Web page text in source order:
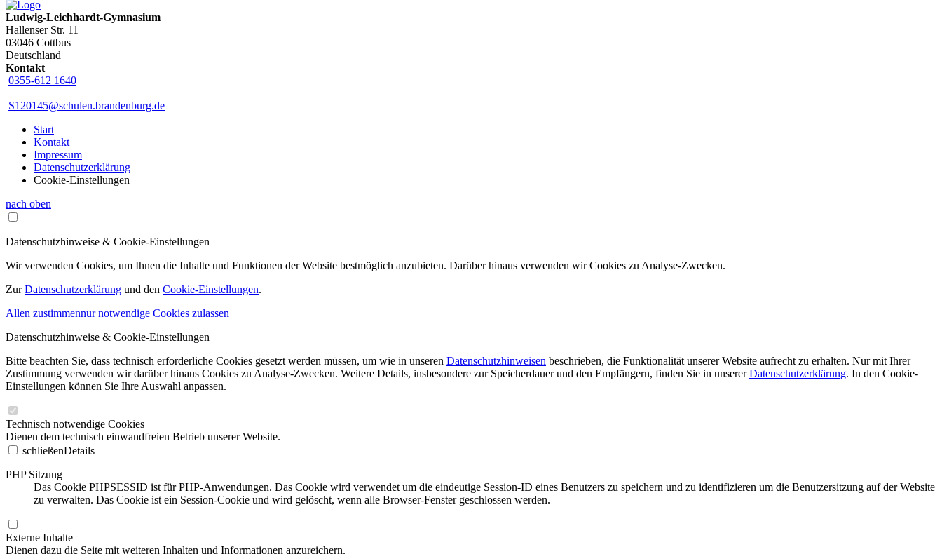
Ludwig-Leichhardt-Gymnasium
Hallenser Str. 11
03046 Cottbus
Deutschland
Kontakt
0355-612 1640
S120145@schulen.brandenburg.de
Start
Kontakt
Impressum
Datenschutzerklärung
Cookie-Einstellungen
nach oben
Datenschutzhinweise & Cookie-Einstellungen
Wir verwenden Cookies, um Ihnen die Inhalte und Funktionen der Website bestmöglich anzubieten. Darüber hinaus verwenden wir Cookies zu Analyse-Zwecken.
ZurDatenschutzerklärung und den Cookie-Einstellungen.
Allen zustimmennur notwendige Cookies zulassen
Datenschutzhinweise & Cookie-Einstellungen
Bitte beachten Sie, dass technisch erforderliche Cookies gesetzt werden müssen, um wie in unseren Datenschutzhinweisen beschrieben, die Funktionalität unserer Website aufrecht zu erhalten. Nur mit Ihrer
Zustimmung verwenden wir darüber hinaus Cookies zu Analyse-Zwecken. Weitere Details, insbesondere zur Speicherdauer und den Empfängern, finden Sie in unsererDatenschutzerklärung. In den Cookie-
Einstellungen können Sie Ihre Auswahl anpassen.
Technisch notwendige Cookies
Dienen dem technisch einwandfreien Betrieb unserer Website.
schließenDetails
PHP Sitzung
Das Cookie PHPSESSID ist für PHP-Anwendungen. Das Cookie wird verwendet um die eindeutige Session-ID eines Benutzers zu speichern und zu identifizieren um die Benutzersitzung auf der Website
zu verwalten. Das Cookie ist ein Session-Cookie und wird gelöscht, wenn alle Browser-Fenster geschlossen werden.
Externe Inhalte
Dienen dazu die Seite mit weiteren Inhalten und Informationen anzureichern.